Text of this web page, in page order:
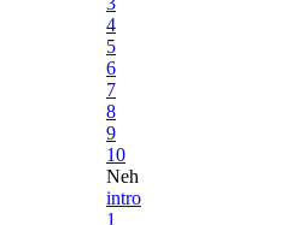
4
5
6
7
8
9
10
Neh
intro
1